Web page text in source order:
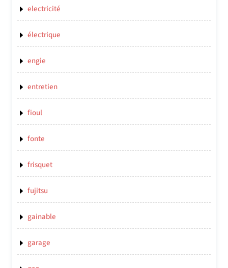
electricité
électrique
engie
entretien
fioul
fonte
frisquet
fujitsu
gainable
garage